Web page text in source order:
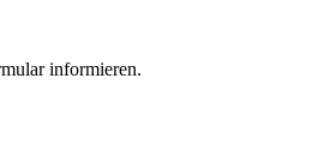
informieren.